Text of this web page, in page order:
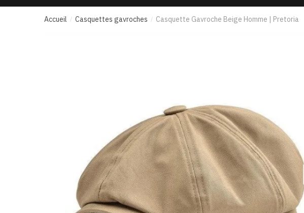
Accueil / Casquettes gavroches / Casquette Gavroche Beige Homme | Pretoria